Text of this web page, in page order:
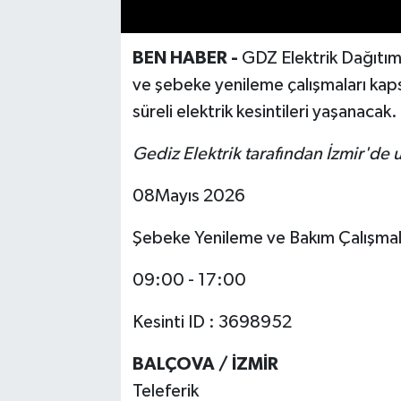
BEN HABER - GDZ Elektrik
ve şebeke yenileme çalışmaları
süreli elektrik kesintileri yaşanacak.
Gediz Elektrik tarafından
08Mayıs 2026
Şebeke Yenileme ve Bakım
09:00 - 17:00
Kesinti ID : 3698952
BALÇOVA / İZMİR
Teleferik